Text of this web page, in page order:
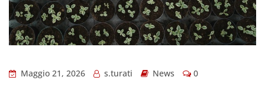
Maggio 21, 2026 s.turati News 0